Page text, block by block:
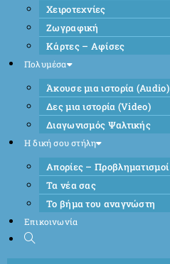
Χειροτεχνίες
Ζωγραφική
Κάρτες – Αφίσες
Πολυμέσα
Άκουσε μια ιστορία (Audio)
Δες μια ιστορία (Video)
Διαγωνισμός Ψαλτικής
Η δική σου στήλη
Απορίες – Προβληματισμοί
Τα νέα σας
Το βήμα του αναγνώστη
Επικοινωνία